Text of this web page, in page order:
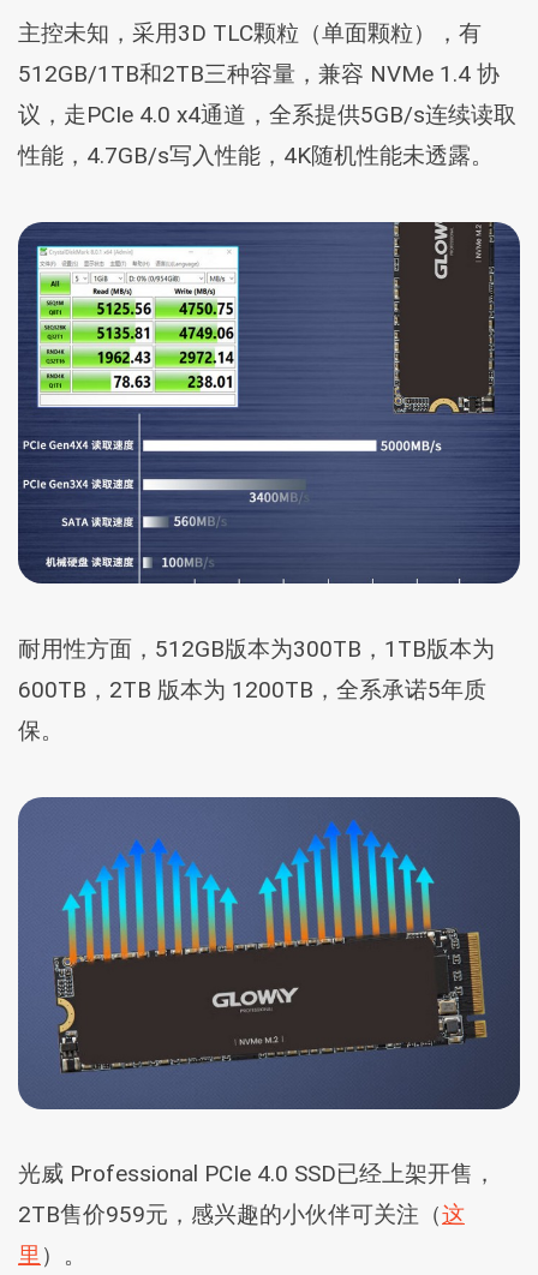
主控未知，采用3D TLC颗粒（单面颗粒），有
512GB/1TB和2TB三种容量，兼容 NVMe 1.4 协
议，走PCIe 4.0 x4通道，全系提供5GB/s连续读取
性能，4.7GB/s写入性能，4K随机性能未透露。
耐用性方面，512GB版本为300TB，1TB版本为
600TB，2TB 版本为 1200TB，全系承诺5年质
保。
光威 Professional PCIe 4.0 SSD已经上架开售，
2TB售价959元，感兴趣的小伙伴可关注（这
里 ）。